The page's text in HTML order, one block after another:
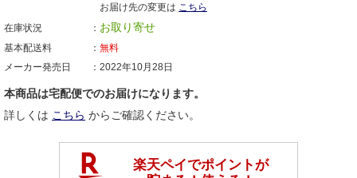
お届け先の変更は こちら
在庫状況
お取り寄せ
基本配送料
無料
メーカー発売日
2022年10月28日
本商品は宅配便でのお届けになります。
詳しくは こちら からご確認ください。